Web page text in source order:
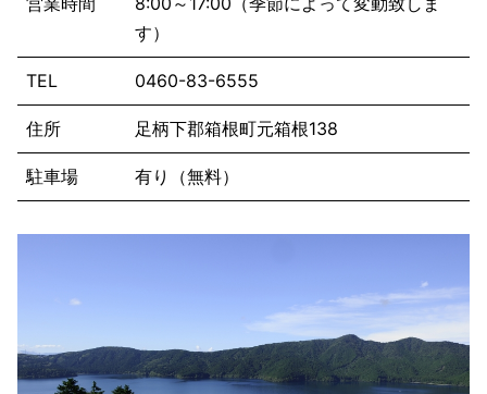
す）
TEL 0460-83-6555
住所 足柄下郡箱根町元箱根138
駐車場 有り（無料）